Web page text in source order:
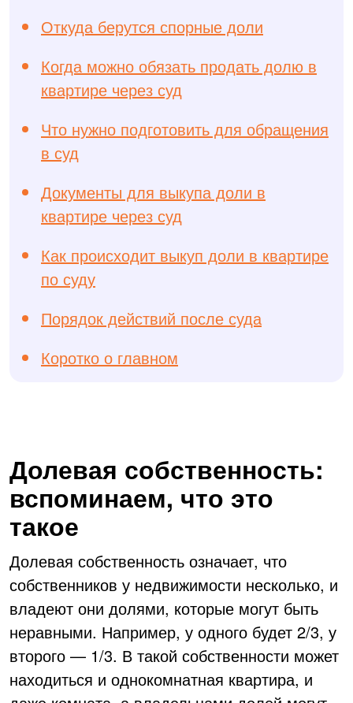
Откуда берутся спорные доли
Когда можно обязать продать долю в
квартире через суд
Что нужно подготовить для обращения
в суд
Документы для выкупа доли в
квартире через суд
Как происходит выкуп доли в квартире
по суду
Порядок действий после суда
Коротко о главном
Долевая собственность:
вспоминаем, что это
такое
Долевая собственность означает, что
собственников у недвижимости несколько, и
владеют они долями, которые могут быть
неравными. Например, у одного будет 2/3, у
второго — 1/3. В такой собственности может
находиться и однокомнатная квартира, и